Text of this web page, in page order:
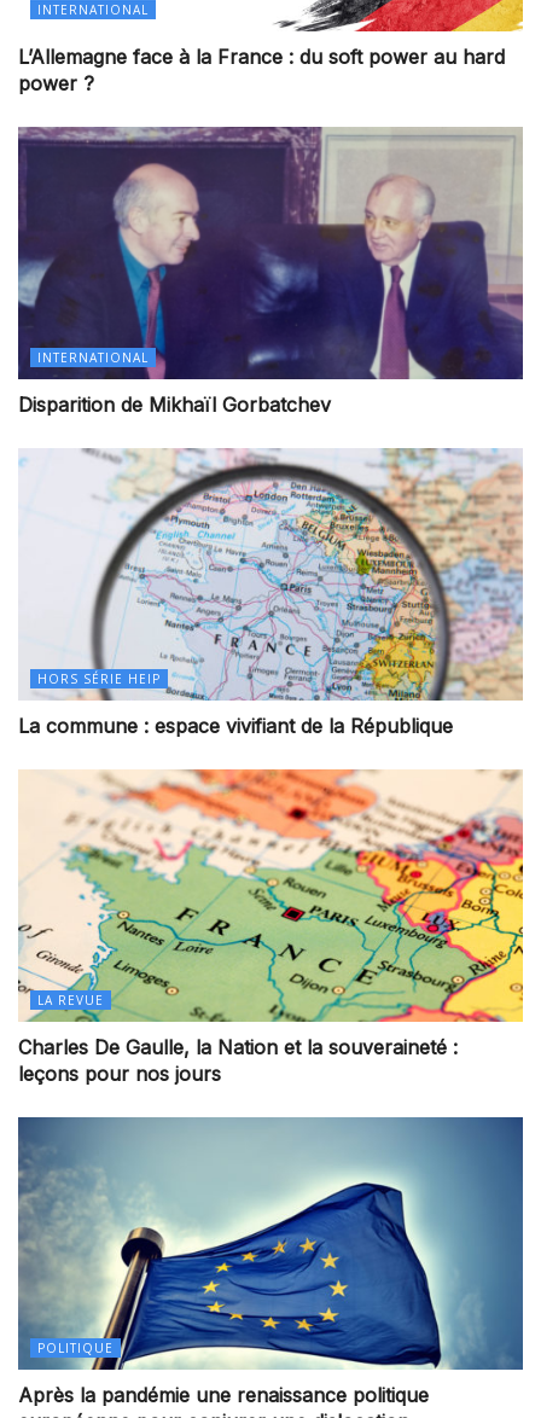
INTERNATIONAL
L’Allemagne face à la France : du soft power au hard
power ?
INTERNATIONAL
Disparition de Mikhaïl Gorbatchev
HORS SÉRIE HEIP
La commune : espace vivifiant de la République
LA REVUE
Charles De Gaulle, la Nation et la souveraineté :
leçons pour nos jours
POLITIQUE
Après la pandémie une renaissance politique